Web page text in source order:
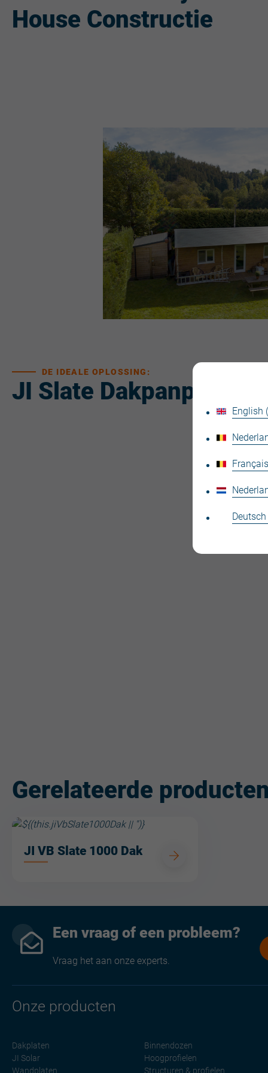
English
House Constructie
JI Slate Dakpanplaat
DE IDEALE OPLOSSING:
Gerelateerde
JI VB Slate 1000 Dak
Een vraag of een probleem?
Vraag het aan onze experts.
Onze producten
Dakplaten
JI Solar
Wandplaten
Binnendozen
Hoogprofielen
Structuren & profielen